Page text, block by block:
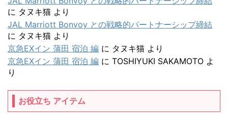
に タヌキ猫 より
JAL Marriott Bonvoy との戦略的パートナーシップ締結
に タヌキ猫 より
京急EXイン 蒲田 宿泊 編 に タヌキ猫 より
京急EXイン 蒲田 宿泊 編 に TOSHIYUKI SAKAMOTO よ
り
お役立ち アイテム